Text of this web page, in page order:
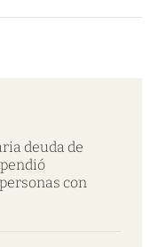
deuda de
con